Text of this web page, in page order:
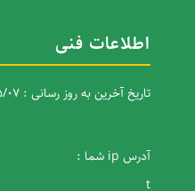
اطلاعات فنی
تاریخ آخرین به روز رسانی : 1405/05/07 07:38
آدرس ip شما :
t